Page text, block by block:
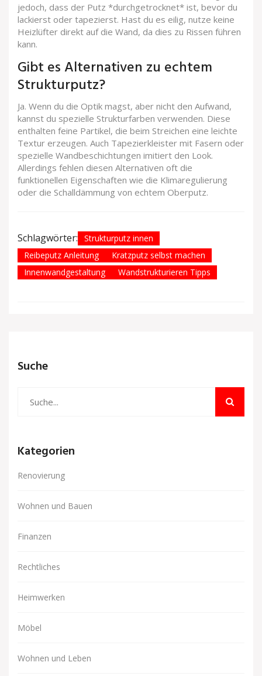
jedoch, dass der Putz *durchgetrocknet* ist, bevor du
lackierst oder tapezierst. Hast du es eilig, nutze keine
Heizlüfter direkt auf die Wand, da dies zu Rissen führen
kann.
Gibt es Alternativen zu echtem
Strukturputz?
Ja. Wenn du die Optik magst, aber nicht den Aufwand,
kannst du spezielle Strukturfarben verwenden. Diese
enthalten feine Partikel, die beim Streichen eine leichte
Textur erzeugen. Auch Tapezierkleister mit Fasern oder
spezielle Wandbeschichtungen imitiert den Look.
Allerdings fehlen diesen Alternativen oft die
funktionellen Eigenschaften wie die Klimaregulierung
oder die Schalldämmung von echtem Oberputz.
Schlagwörter:
Strukturputz innen
Reibeputz Anleitung
Kratzputz selbst machen
Innenwandgestaltung
Wandstrukturieren Tipps
Suche
Kategorien
Renovierung
Wohnen und Bauen
Finanzen
Rechtliches
Heimwerken
Möbel
Wohnen und Leben